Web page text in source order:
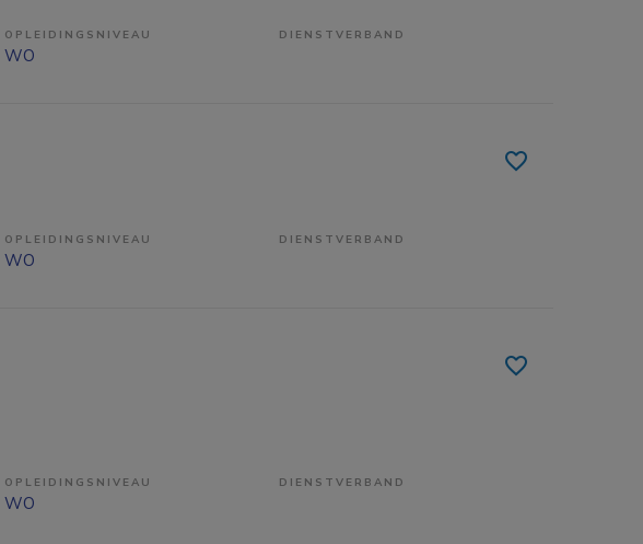
OPLEIDINGSNIVEAU
WO
DIENSTVERBAND
OPLEIDINGSNIVEAU
WO
DIENSTVERBAND
OPLEIDINGSNIVEAU
WO
DIENSTVERBAND